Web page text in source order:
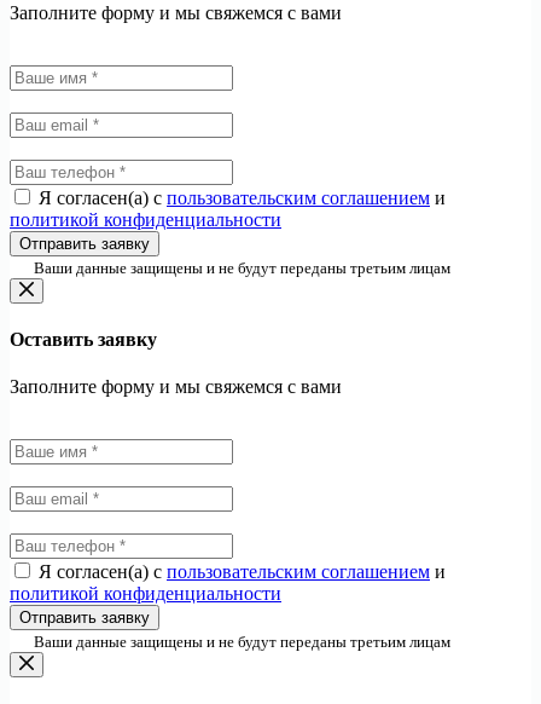
Заполните форму и мы свяжемся с вами
Я согласен(а) с пользовательским соглашением и
политикой конфиденциальности
Отправить заявку
Ваши данные защищены и не будут переданы третьим лицам
Оставить заявку
Заполните форму и мы свяжемся с вами
Я согласен(а) с пользовательским соглашением и
политикой конфиденциальности
Отправить заявку
Ваши данные защищены и не будут переданы третьим лицам